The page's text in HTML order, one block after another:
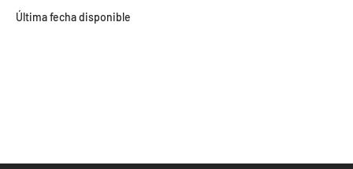
Última fecha disponible